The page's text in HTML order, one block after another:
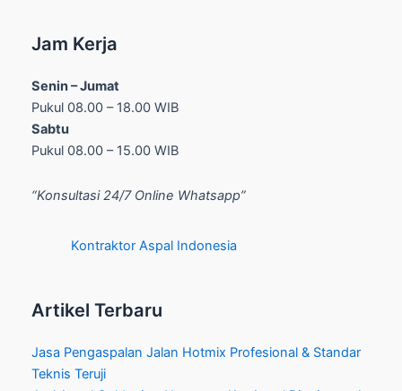
Jam Kerja
Senin – Jumat
Pukul 08.00 – 18.00 WIB
Sabtu
Pukul 08.00 – 15.00 WIB
“Konsultasi 24/7 Online Whatsapp”
Kontraktor Aspal Indonesia
Artikel Terbaru
Jasa Pengaspalan Jalan Hotmix Profesional & Standar
Teknis Teruji